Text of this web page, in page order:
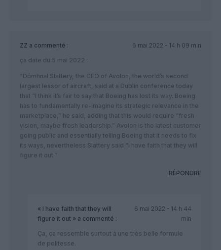
ZZ a commenté :
6 mai 2022 - 14 h 09 min
ça date du 5 mai 2022 :
“Dómhnal Slattery, the CEO of Avolon, the world’s second
largest lessor of aircraft, said at a Dublin conference today
that “I think it’s fair to say that Boeing has lost its way. Boeing
has to fundamentally re-imagine its strategic relevance in the
marketplace,” he said, adding that this would require “fresh
vision, maybe fresh leadership.” Avolon is the latest customer
going public and essentially telling Boeing that it needs to fix
its ways, nevertheless Slattery said “I have faith that they will
figure it out.”
RÉPONDRE
« I have faith that they will
figure it out » a commenté :
6 mai 2022 - 14 h 44
min
Ça, ça ressemble surtout à une très belle formule
de politesse.